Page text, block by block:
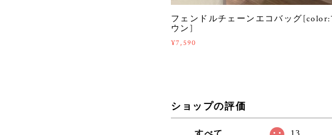
フェンドルチェーンエコバッグ[color:
ウン]
¥7,590
ショップの評価